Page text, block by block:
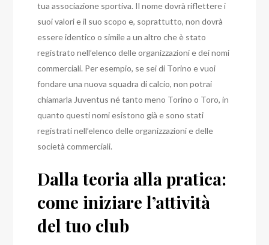
tua associazione sportiva. Il nome dovrà riflettere i
suoi valori e il suo scopo e, soprattutto, non dovrà
essere identico o simile a un altro che è stato
registrato nell’elenco delle organizzazioni e dei nomi
commerciali. Per esempio, se sei di Torino e vuoi
fondare una nuova squadra di calcio, non potrai
chiamarla Juventus né tanto meno Torino o Toro, in
quanto questi nomi esistono già e sono stati
registrati nell’elenco delle organizzazioni e delle
società commerciali.
Dalla teoria alla pratica:
come iniziare l’attività
del tuo club